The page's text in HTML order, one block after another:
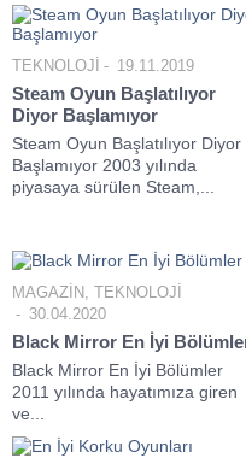
TEKNOLOJİ 19.11.2019
Steam Oyun Başlatılıyor
Diyor Başlamıyor
Steam Oyun Başlatılıyor Diyor
Başlamıyor 2003 yılında
piyasaya sürülen Steam,...
MAGAZİN TEKNOLOJİ
30.04.2020
Black Mirror En İyi
Black Mirror En İyi Bölümler
2011 yılında hayatımıza giren
ve...